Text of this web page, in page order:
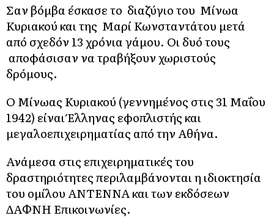
Σαν βόμβα έσκασε το διαζύγιο του Μίνωα
Κυριακού και της Μαρί Κωνσταντάτου μετά
από σχεδόν 13 χρόνια γάμου. Οι δυό τους
αποφάσισαν να τραβήξουν χωριστούς
δρόμους.
Ο Μίνωας Κυριακού (γεννημένος στις 31 Μαΐου
1942) είναι Έλληνας εφοπλιστής και
μεγαλοεπιχειρηματίας από την Αθήνα.
Ανάμεσα στις επιχειρηματικές του
δραστηριότητες περιλαμβάνονται η ιδιοκτησία
του ομίλου ΑΝΤΕΝΝΑ και των εκδόσεων
ΔΑΦΝΗ Επικοινωνίες.